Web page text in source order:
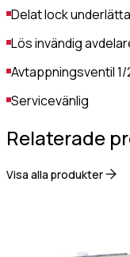
Delat lock
Lös invändig
Avtappningsventil 1/
Servicevänlig
Relaterade
Visa alla produkter